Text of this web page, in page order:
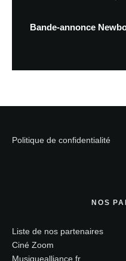
Bande-annonce
Politique de confidentialité
NOS
Liste de nos partenaires
Ciné Zoom
Musiquealliance.fr